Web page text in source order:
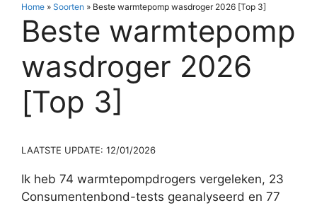
Home » Soorten » Beste warmtepomp wasdroger 2026 [Top 3]
Beste warmtepomp
wasdroger 2026
[Top 3]
LAATSTE UPDATE: 12/01/2026
Ik heb 74 warmtepompdrogers vergeleken, 23
Consumentenbond-tests geanalyseerd en 77